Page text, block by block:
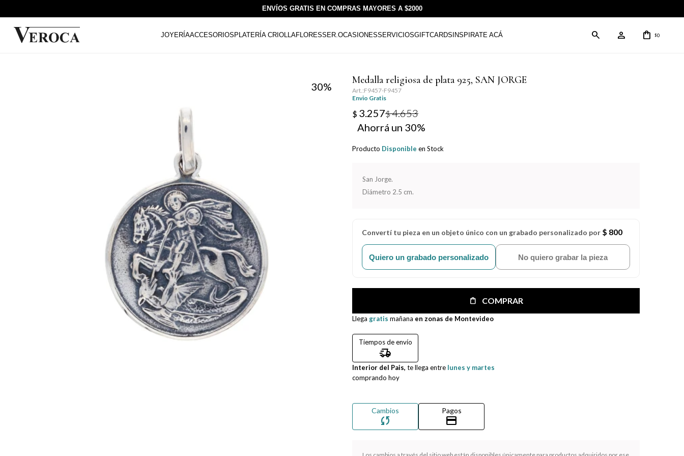
ENVÍOS GRATIS EN COMPRAS MAYORES A $2000
JOYERÍAACCESORIOS PLATERÍA CRIOLLAFLORESSER.OCASIONESSERVICIOSGIFTCARDS INSPIRATE ACÁ $0
30
Medalla religiosa de plata 925, SAN JORGE
F9457-F9457
Envio Gratis
$ 3.257$4.653
30
Producto Disponible en Stock
San Jorge.
Diámetro 2.5 cm.
Convertí tu pieza en un objeto único con un grabado personalizado por $ 800
Quiero un grabado personalizado No quiero grabar la pieza
COMPRAR
Llega gratis mañana en zonas de Montevideo
Tiempos de envío
delivery_truck_speed
Interior del Pais, te llega entre lunes y martes
comprando hoy
Cambios
sync
Pagos
credit_card